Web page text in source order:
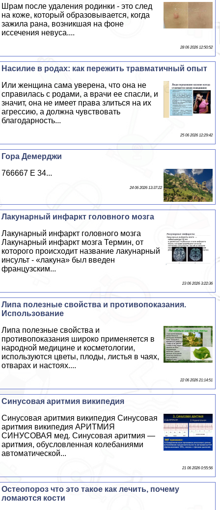
Шрам после удаления родинки - это след
на коже, который образовывается, когда
зажила рана, возникшая на фоне
иссечения невуса....
28 06 2026 12:50:52
Насилие в родах: как пережить травматичный опыт
Или женщина сама уверена, что она не
справилась с родами, а врачи ее спасли, и
значит, она не имеет права злиться на их
агрессию, а должна чувствовать
благодарность...
25 06 2026 12:29:42
Гора Демерджи
766667 E 34...
24 06 2026 13:37:22
Лакунарный инфаркт головного мозга
Лакунарный инфаркт головного мозга
Лакунарный инфаркт мозга Термин, от
которого происходит название лакунарный
инсульт - «лакуна» был введен
французским...
23 06 2026 3:22:36
Липа полезные свойства и противопоказания.
Использование
Липа полезные свойства и
противопоказания широко применяется в
народной медицине и косметологии,
используются цветы, плоды, листья в чаях,
отварах и настоях....
22 06 2026 21:14:51
Синусовая аритмия википедия
Синусовая аритмия википедия Синусовая
аритмия википедия АРИТМИЯ
СИНУСОВАЯ мед. Синусовая аритмия —
аритмия, обусловленная колебаниями
автоматической...
21 06 2026 0:55:56
Остеопороз что это такое как лечить, почему
ломаются кости